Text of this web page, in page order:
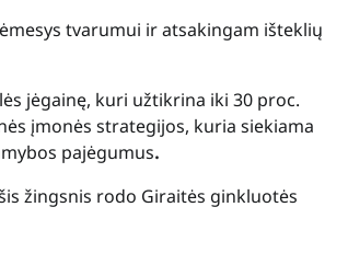
tvarumui ir atsakingam išteklių
jėgainę, kuri užtikrina iki 30 proc.
įmonės strategijos, kuria siekiama
pajėgumus.
žingsnis rodo Giraitės ginkluotės